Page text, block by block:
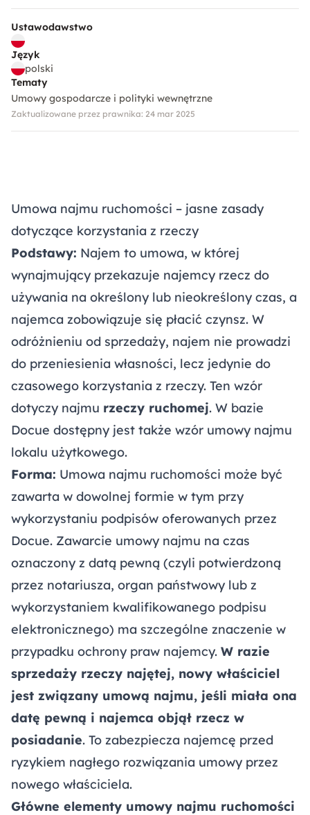
Ustawodawstwo
Język
polski
Tematy
Umowy gospodarcze i polityki wewnętrzne
Zaktualizowane przez prawnika: 24 mar 2025
Umowa najmu ruchomości – jasne zasady
dotyczące korzystania z rzeczy
Podstawy: Najem to umowa, w której
wynajmujący przekazuje najemcy rzecz do
używania na określony lub nieokreślony czas, a
najemca zobowiązuje się płacić czynsz. W
odróżnieniu od sprzedaży, najem nie prowadzi
do przeniesienia własności, lecz jedynie do
czasowego korzystania z rzeczy. Ten wzór
dotyczy najmu rzeczy ruchomej. W bazie
Docue dostępny jest także wzór umowy najmu
lokalu użytkowego.
Forma: Umowa najmu ruchomości może być
zawarta w dowolnej formie w tym przy
wykorzystaniu podpisów oferowanych przez
Docue. Zawarcie umowy najmu na czas
oznaczony z datą pewną (czyli potwierdzoną
przez notariusza, organ państwowy lub z
wykorzystaniem kwalifikowanego podpisu
elektronicznego) ma szczególne znaczenie w
przypadku ochrony praw najemcy. W razie
sprzedaży rzeczy najętej, nowy właściciel
jest związany umową najmu, jeśli miała ona
datę pewną i najemca objął rzecz w
posiadanie. To zabezpiecza najemcę przed
ryzykiem nagłego rozwiązania umowy przez
nowego właściciela.
Główne elementy umowy najmu ruchomości